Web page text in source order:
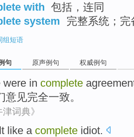
with 包括，连同
system
完整系统；完
组短语
句 原声例句 权威例句
were in complete
意见完全一致。
津词典》
like a complete idiot.